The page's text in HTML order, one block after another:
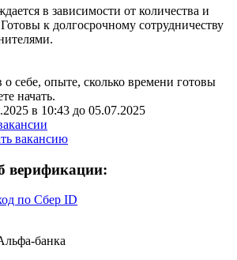
в зависимости от количества и
к долгосрочному сотрудничеству
себе, опыте, сколько времени готовы
начать.
в 10:43 до 05.07.2025
вакансию
верификации:
по Сбер ID
банка